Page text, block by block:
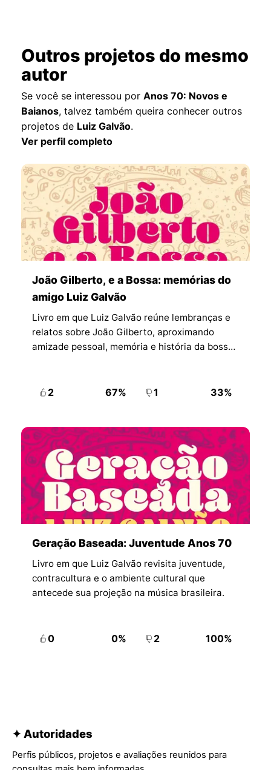
Outros projetos do mesmo
autor
Se você se interessou porAnos 70: Novos e
Baianos, talvez também queira conhecer outros
projetos de Luiz Galvão.
Ver perfil completo
João Gilberto, e a Bossa: memórias do
amigo Luiz Galvão
Livro em que Luiz Galvão reúne lembranças e
relatos sobre João Gilberto, aproximando
amizade pessoal, memória e história da bossa
2 67% 1 33%
Geração Baseada: Juventude Anos 70
Livro em que Luiz Galvão revisita juventude,
contracultura e o ambiente cultural que
antecede sua projeção na música brasileira.
0 0% 2 100%
✦ Autoridades
Perfis públicos, projetos e avaliações reunidos para